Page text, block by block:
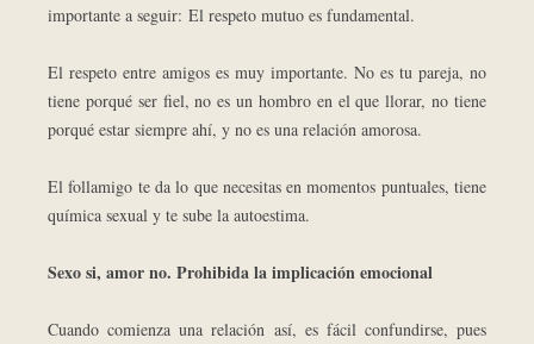
importante a seguir: El respeto mutuo es fundamental.
El respeto entre amigos es muy importante. No es tu pareja, no
tiene porqué ser fiel, no es un hombro en el que llorar, no tiene
porqué estar siempre ahí, y no es una relación amorosa.
El follamigo te da lo que necesitas en momentos puntuales, tiene
química sexual y te sube la autoestima.
Sexo si, amor no. Prohibida la implicación emocional
Cuando comienza una relación así, es fácil confundirse, pues